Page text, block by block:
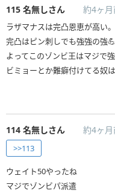
115 名無しさん 約4ヶ
ラザマナスは完凸恩恵が高い。
完凸はピン刺しでも強強の強💪
よってこのゾンビ王はマジで
ビミョーとか難癖付けてる奴
114 名無しさん 約4ヶ
>>113
ウェイト50やったね
マジでゾンビパ派遣